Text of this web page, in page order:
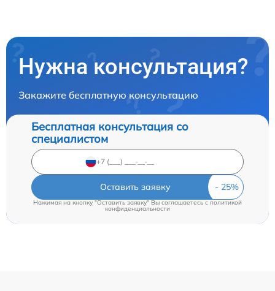
Нужна консультация?
Закажите бесплатную консультацию
Бесплатная консультация со
специалистом
Оставить заявку
Нажимая на кнопку "Оставить заявку" Вы соглашаетесь cполитикой
конфиденциальности